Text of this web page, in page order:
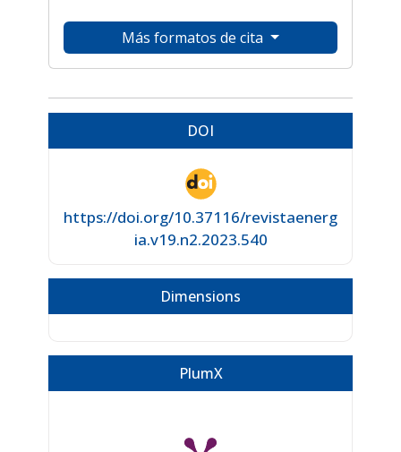
Más formatos de cita
DOI
https://doi.org/10.37116/revistaenerg
ia.v19.n2.2023.540
Dimensions
PlumX